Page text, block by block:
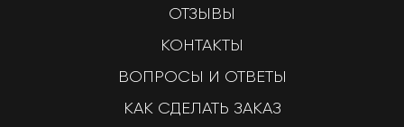
ОТЗЫВЫ
КОНТАКТЫ
ВОПРОСЫ И ОТВЕТЫ
КАК СДЕЛАТЬ ЗАКАЗ